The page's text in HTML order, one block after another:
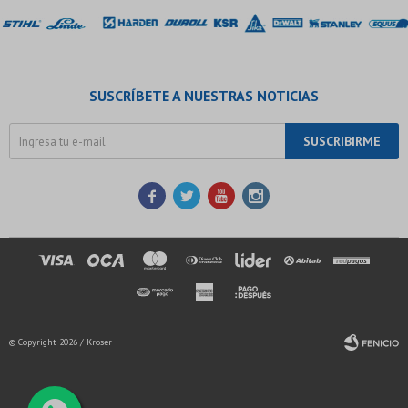
SUSCRÍBETE A NUESTRAS NOTICIAS
SUSCRIBIRME
   
© Copyright 2026 / Kroser